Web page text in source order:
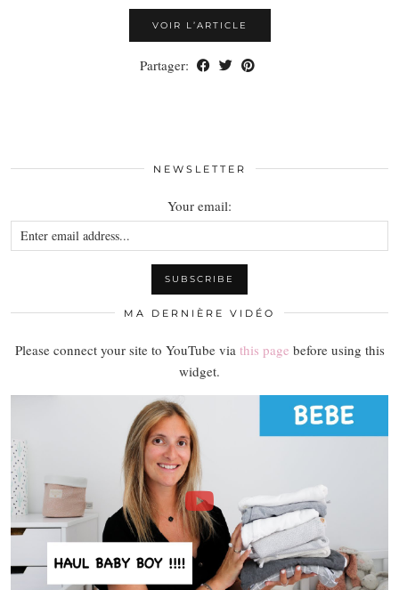
VOIR L’ARTICLE
Partager:
NEWSLETTER
Your email:
MA DERNIÈRE VIDÉO
Please connect your site to YouTube via this page before using this
widget.